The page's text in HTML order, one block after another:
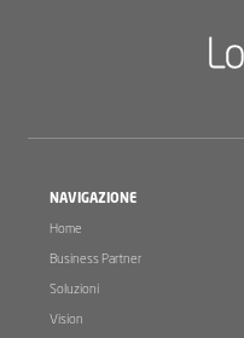
NAVIGAZIONE
Home
Business Partner
Soluzioni
Vision